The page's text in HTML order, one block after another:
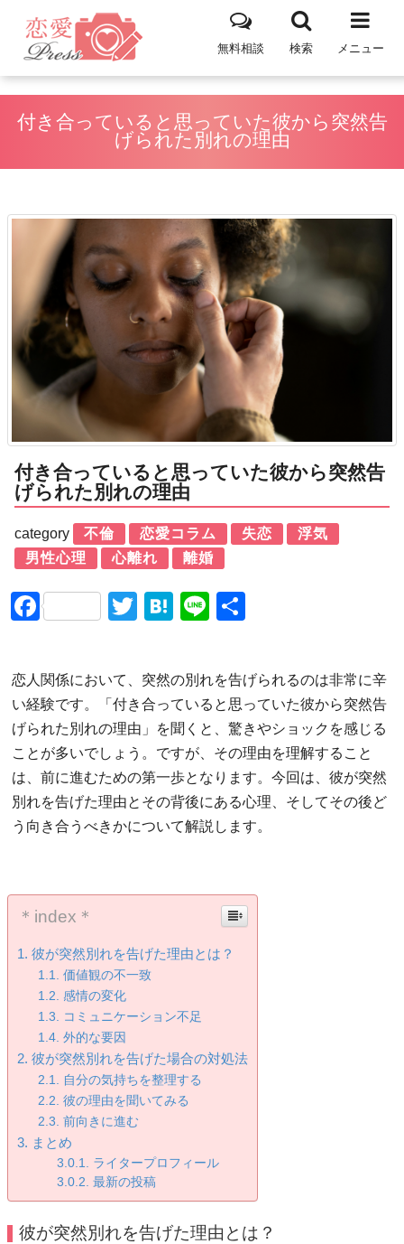
メニュー
検索
無料相談
付き合っていると思っていた彼から突然告
げられた別れの理由
付き合っていると思っていた彼から突然告
げられた別れの理由
category 不倫 恋愛コラム 失恋
浮気
男性心理
心離れ 離婚
FacebookTwitter
Hatena
Line
恋人関係において、突然の別れを告げられるのは非常に辛
い経験です。「付き合っていると思っていた彼から突然告
げられた別れの理由」を聞くと、驚きやショックを感じる
ことが多いでしょう。ですが、その理由を理解すること
は、前に進むための第一歩となります。今回は、彼が突然
別れを告げた理由とその背後にある心理、そしてその後ど
う向き合うべきかについて解説します。
＊index＊
彼が突然別れを告げた理由とは？
価値観の不一致
感情の変化
コミュニケーション不足
外的な要因
彼が突然別れを告げた場合の対処法
自分の気持ちを整理する
彼の理由を聞いてみる
前向きに進む
まとめ
ライタープロフィール
最新の投稿
彼が突然別れを告げた理由とは？